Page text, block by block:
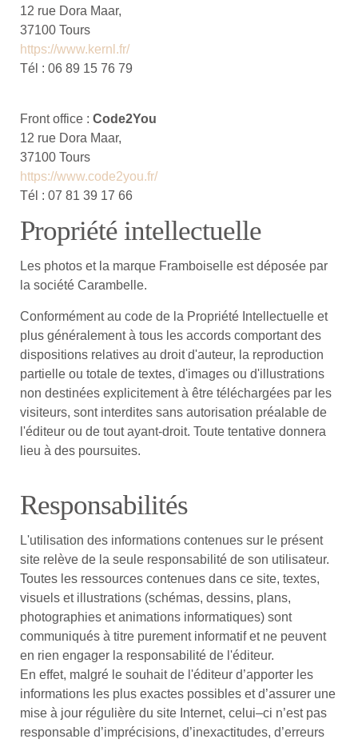
12 rue Dora Maar,
37100 Tours
https://www.kernl.fr/
Tél : 06 89 15 76 79
Front office : Code2You
12 rue Dora Maar,
37100 Tours
https://www.code2you.fr/
Tél : 07 81 39 17 66
Propriété intellectuelle
Les photos et la marque Framboiselle est déposée par
la société Carambelle.
Conformément au code de la Propriété Intellectuelle et
plus généralement à tous les accords comportant des
dispositions relatives au droit d'auteur, la reproduction
partielle ou totale de textes, d'images ou d'illustrations
non destinées explicitement à être téléchargées par les
visiteurs, sont interdites sans autorisation préalable de
l'éditeur ou de tout ayant-droit. Toute tentative donnera
lieu à des poursuites.
Responsabilités
L'utilisation des informations contenues sur le présent
site relève de la seule responsabilité de son utilisateur.
Toutes les ressources contenues dans ce site, textes,
visuels et illustrations (schémas, dessins, plans,
photographies et animations informatiques) sont
communiqués à titre purement informatif et ne peuvent
en rien engager la responsabilité de l'éditeur.
En effet, malgré le souhait de l'éditeur d’apporter les
informations les plus exactes possibles et d’assurer une
mise à jour régulière du site Internet, celui–ci n’est pas
responsable d’imprécisions, d’inexactitudes, d’erreurs